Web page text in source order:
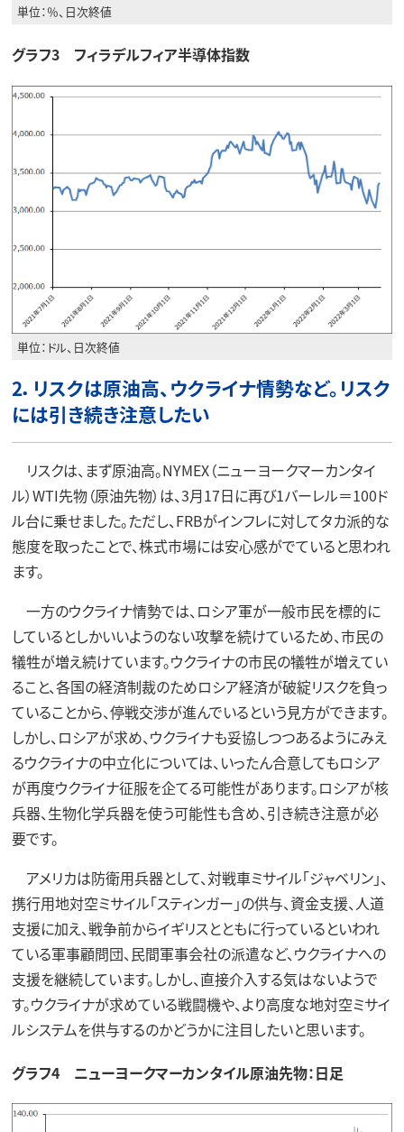
単位：％、日次終値
グラフ3 フィラデルフィア半導体指数
単位：ドル、日次終値
2．リスクは原油高、ウクライナ情勢など。リスク
には引き続き注意したい
リスクは、まず原油高。NYMEX（ニューヨークマーカンタイ
ル）WTI先物（原油先物）は、3月17日に再び1バーレル＝100ド
ル台に乗せました。ただし、FRBがインフレに対してタカ派的な
態度を取ったことで、株式市場には安心感がでていると思われ
ます。
一方のウクライナ情勢では、ロシア軍が一般市民を標的に
しているとしかいいようのない攻撃を続けているため、市民の
犠牲が増え続けています。ウクライナの市民の犠牲が増えてい
ること、各国の経済制裁のためロシア経済が破綻リスクを負っ
ていることから、停戦交渉が進んでいるという見方ができます。
しかし、ロシアが求め、ウクライナも妥協しつつあるようにみえ
るウクライナの中立化については、いったん合意してもロシア
が再度ウクライナ征服を企てる可能性があります。ロシアが核
兵器、生物化学兵器を使う可能性も含め、引き続き注意が必
要です。
アメリカは防衛用兵器として、対戦車ミサイル「ジャベリン」、
携行用地対空ミサイル「スティンガー」の供与、資金支援、人道
支援に加え、戦争前からイギリスとともに行っているといわれ
ている軍事顧問団、民間軍事会社の派遣など、ウクライナへの
支援を継続しています。しかし、直接介入する気はないようで
す。ウクライナが求めている戦闘機や、より高度な地対空ミサイ
ルシステムを供与するのかどうかに注目したいと思います。
グラフ4 ニューヨークマーカンタイル原油先物：日足